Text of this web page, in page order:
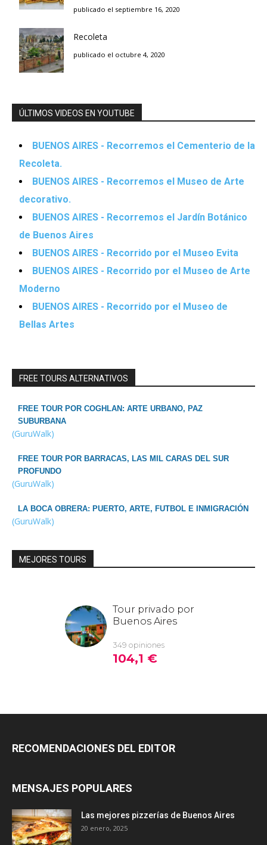
publicado el septiembre 16, 2020
Recoleta
publicado el octubre 4, 2020
ÚLTIMOS VIDEOS EN YOUTUBE
BUENOS AIRES - Recorremos el Cementerio de la
Recoleta.
BUENOS AIRES - Recorremos el Museo de Arte
decorativo.
BUENOS AIRES - Recorremos el Jardín Botánico
de Buenos Aires
BUENOS AIRES - Recorrido por el Museo Evita
BUENOS AIRES - Recorrido por el Museo de Arte
Moderno
BUENOS AIRES - Recorrido por el Museo de
Bellas Artes
FREE TOURS ALTERNATIVOS
FREE TOUR POR COGHLAN: ARTE URBANO, PAZ
SUBURBANA
(GuruWalk)
FREE TOUR POR BARRACAS, LAS MIL CARAS DEL SUR
PROFUNDO
(GuruWalk)
LA BOCA OBRERA: PUERTO, ARTE, FUTBOL E INMIGRACIÓN
(GuruWalk)
MEJORES TOURS
RECOMENDACIONES DEL EDITOR
MENSAJES POPULARES
Las mejores pizzerías de Buenos Aires
20 enero, 2025